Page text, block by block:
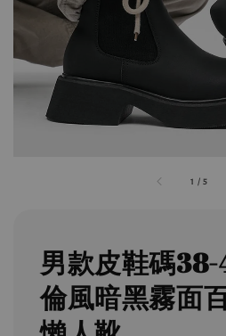
1 /5
男款皮鞋碼
倫風暗黑霧面